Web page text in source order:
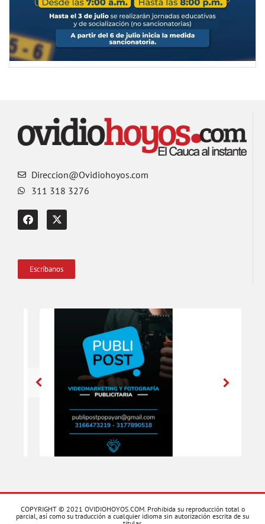
Direccion@Ovidiohoyos.com
311 318 3276
Escríbanos
COPYRIGHT © 2021 OVIDIOHOYOS.COM. Prohibida su reproducción total o
parcial, así como su traducción a cualquier idioma sin autorización escrita de su